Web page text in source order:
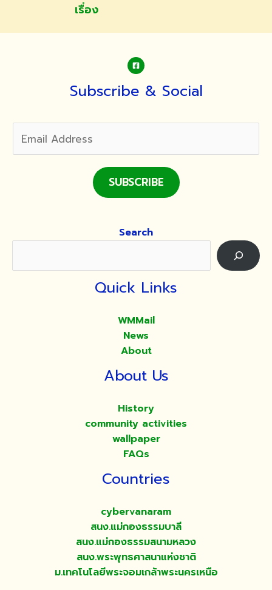
เรื่อง
Subscribe & Social
SUBSCRIBE
Search
Quick Links
WMMail
News
About
About Us
History
community activities
wallpaper
FAQs
Countries
cybervanaram
สนง.แม่กองธรรมบาลี
สนง.แม่กองธรรมสนามหลวง
สนง.พระพุทธศาสนาแห่งชาติ
ม.เทคโนโลยีพระจอมเกล้าพระนครเหนือ